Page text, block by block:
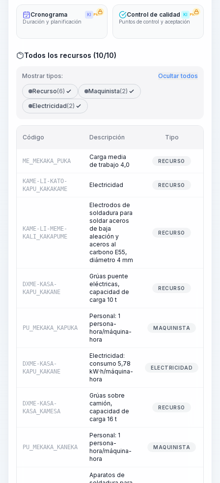
Cronograma KI PRO
Duración y planificación
Control de calidad KI PRO
Puntos de control y aceptación
Todos los recursos (10/10)
Mostrar tipos: Ocultar todos
Recurso(6) Maquinista(2)
Electricidad(2)
Código Descripción Tipo
ME_MEKAKA_PUKA
Carga media
de trabajo 4,0
RECURSO
KAME-LI-KATO-
KAPU_KAKAKAME
Electricidad RECURSO
KAME-LI-MEME-
KALI_KAKAPUME
Electrodos de
soldadura para
soldar aceros
de baja
aleación y
aceros al
carbono E55,
diámetro 4 mm
RECURSO
DXME-KASA-
KAPU_KAKANE
Grúas puente
eléctricas,
capacidad de
carga 10 t
RECURSO
PU_MEKAKA_KAPUKA
Personal: 1
persona-
hora/máquina-
hora
MAQUINISTA
DXME-KASA-
KAPU_KAKANE
Electricidad:
consumo 5,78
kW·h/máquina-
hora
ELECTRICIDAD
DXME-KASA-
KASA_KAMESA
Grúas sobre
camión,
capacidad de
carga 16 t
RECURSO
PU_MEKAKA_KANEKA
Personal: 1
persona-
hora/máquina-
hora
MAQUINISTA
Aparatos de